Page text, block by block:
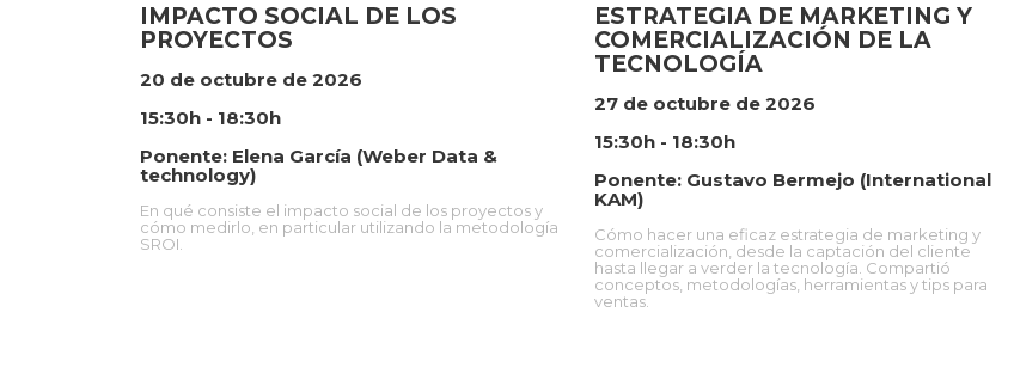
IMPACTO SOCIAL DE LOS
PROYECTOS
20 de octubre de 2026
15:30h - 18:30h
Ponente: Elena García (Weber Data &
technology)
En qué consiste el impacto social de los proyectos y
cómo medirlo, en particular utilizando la metodología
SROI.
ESTRATEGIA DE MARKETING Y
COMERCIALIZACIÓN DE LA
TECNOLOGÍA
27 de octubre de 2026
15:30h - 18:30h
Ponente: Gustavo Bermejo (International
KAM)
Cómo hacer una eficaz estrategia de marketing y
comercialización, desde la captación del cliente
hasta llegar a verder la tecnología. Compartió
conceptos, metodologías, herramientas y tips para
ventas.